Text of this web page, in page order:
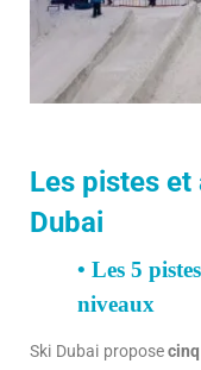
Les pistes
Dubai
• Les 5
niveaux
Ski Dubai propose